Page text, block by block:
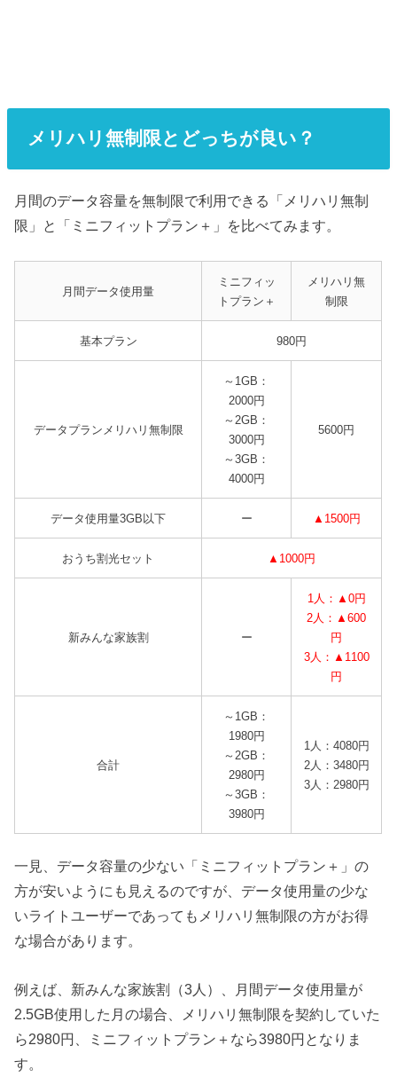
メリハリ無制限とどっちが良い？
月間のデータ容量を無制限で利用できる「メリハリ無制
限」と「ミニフィットプラン＋」を比べてみます。
月間データ使用量
ミニフィッ
トプラン＋
メリハリ無
制限
基本プラン 980円
データプランメリハリ無制限
～1GB：
2000円
～2GB：
3000円
～3GB：
4000円
5600円
データ使用量3GB以下 ー ▲1500円
おうち割光セット ▲1000円
新みんな家族割 ー
1人：▲0円
2人：▲600
円
3人：▲1100
円
合計
～1GB：
1980円
～2GB：
2980円
～3GB：
3980円
1人：4080円
2人：3480円
3人：2980円
一見、データ容量の少ない「ミニフィットプラン＋」の
方が安いようにも見えるのですが、データ使用量の少な
いライトユーザーであってもメリハリ無制限の方がお得
な場合があります。
例えば、新みんな家族割（3人）、月間データ使用量が
2.5GB使用した月の場合、メリハリ無制限を契約していた
ら2980円、ミニフィットプラン＋なら3980円となりま
す。